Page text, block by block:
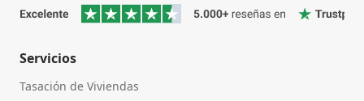
Servicios
Tasación de Viviendas